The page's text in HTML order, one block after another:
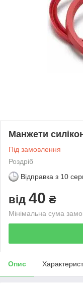
Манжети
Під замовлення
Роздріб
Відправка з 10
від 40 ₴
Мінімальна сума
Опис